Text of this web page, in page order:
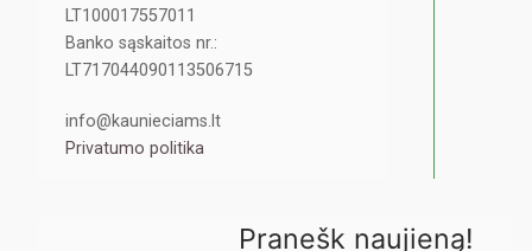
LT100017557011
Banko sąskaitos nr.:
LT717044090113506715
info@kaunieciams.lt
Privatumo politika
Pranešk naujieną!